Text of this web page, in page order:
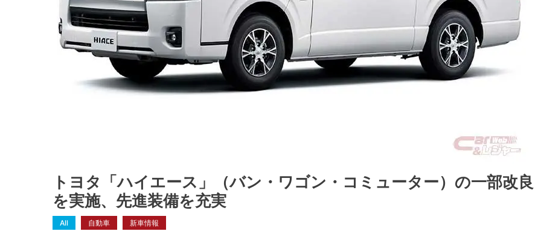
トヨタ「ハイエース」（バン・ワゴン・コミューター）の一部改良
を実施、先進装備を充実
All 自動車 新車情報